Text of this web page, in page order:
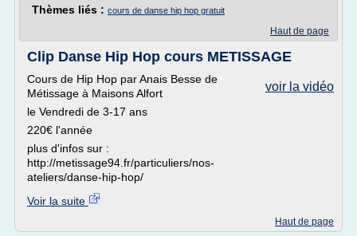
Thèmes liés : cours de danse hip hop gratuit
Haut de page
Clip Danse Hip Hop cours METISSAGE
voir la vidéo
Cours de Hip Hop par Anais Besse de
Métissage à Maisons Alfort
le Vendredi de 3-17 ans
220€ l'année
plus d'infos sur :
http://metissage94.fr/particuliers/nos-
ateliers/danse-hip-hop/
Voir la suite
Haut de page